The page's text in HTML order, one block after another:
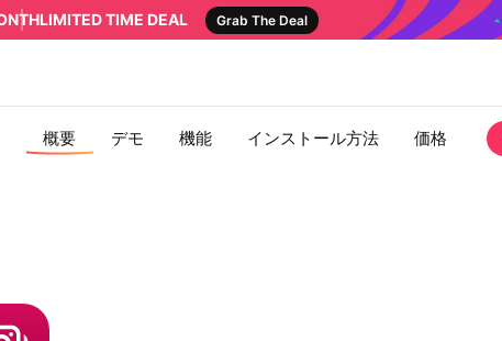
LIMITED TIME DEAL Grab The Deal
概要 デモ 機能 インストール方法 価格